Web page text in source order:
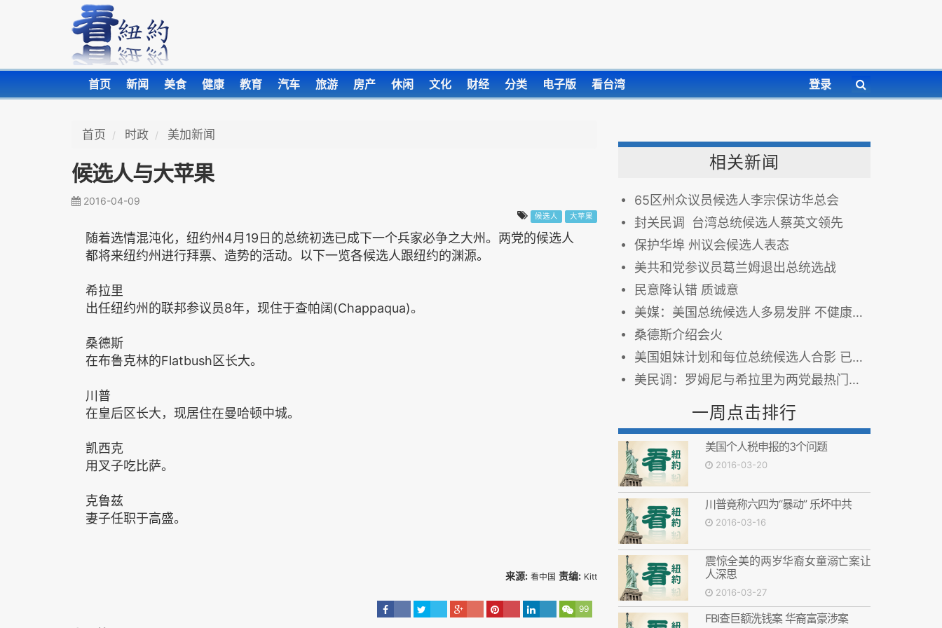
首页 新闻 美食 健康 教育 汽车 旅游 房产 休闲 文化 财经 分类 电子版 看台湾 登录
首页 时政 美加新闻
候选人与大苹果
2016-04-09
候选人 大苹果
随着选情混沌化，纽约州4月19日的总统初选已成下一个兵家必争之大州。两党的候选人
都将来纽约州进行拜票、造势的活动。以下一览各候选人跟纽约的渊源。
希拉里
出任纽约州的联邦参议员8年，现住于查帕阔(Chappaqua)。
桑德斯
在布鲁克林的Flatbush区长大。
川普
在皇后区长大，现居住在曼哈顿中城。
凯西克
用叉子吃比萨。
克鲁兹
妻子任职于高盛。
来源: 看中国 责编: Kitt
99
相关新闻
65区州众议员候选人李宗保访华总会
封关民调 台湾总统候选人蔡英文领先
保护华埠 州议会候选人表态
美共和党参议员葛兰姆退出总统选战
民意降认错 质诚意
美媒：美国总统候选人多易发胖 不健康饮食是主因
桑德斯介绍会火
美国姐妹计划和每位总统候选人合影 已完成15张
美民调：罗姆尼与希拉里为两党最热门总统候选人
一周点击排行
美国个人税申报的3个问题
2016-03-20
川普竟称六四为“暴动” 乐坏中共
2016-03-16
震惊全美的两岁华裔女童溺亡案让
人深思
2016-03-27
FBI查巨额洗钱案 华裔富豪涉案